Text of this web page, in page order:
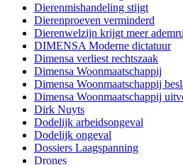
Dierenmishandeling stijgt
Dierenproeven verminderd
Dierenwelzijn krijgt meer
DIMENSA Moderne dictatuur
Dimensa verliest rechtszaak
Dimensa Woonmaatschappij
Dimensa Woonmaatschappij
Dimensa Woonmaatschappij
Dirk Nuyts
Dodelijk arbeidsongeval
Dodelijk ongeval
Dossiers Laagspanning
Drones